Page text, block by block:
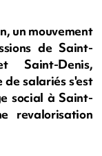
un mouvement
de Saint-
Saint-Denis,
de salariés s'est
social à Saint-
revalorisation